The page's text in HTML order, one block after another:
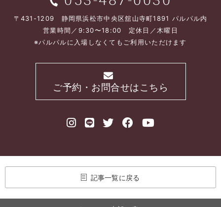
〒431-1209 静岡県浜松市中央区舘山寺町1891 パルパル内
営業時間／9:30〜18:00 定休日／木曜日
※パルパルに入場しなくてもご利用いただけます
ご予約・お問合せはこちら
記事一覧に戻る